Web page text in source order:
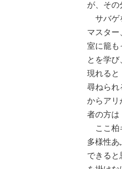
が、その
サバゲ
マスター
室に籠も
とを学
現れると
尋ねられ
からアリ
者の方は
ここ柏
多様性あ
できると